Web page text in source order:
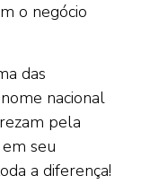
o negócio
das
nacional
pela
seu
a diferença!